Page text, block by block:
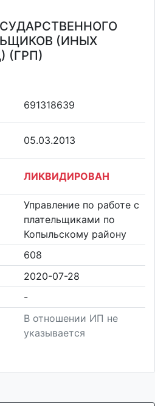
(ИНЫХ
(ГРП)
691318639
05.03.2013
ЛИКВИДИРОВАН
Управление по работе с
плательщиками по
Копыльскому району
608
2020-07-28
-
В отношении ИП не
указывается